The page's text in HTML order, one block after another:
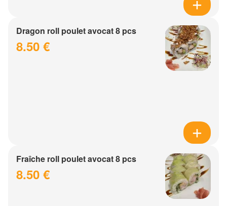
Dragon roll poulet avocat 8 pcs
8.50 €
Fraîche roll poulet avocat 8 pcs
8.50 €